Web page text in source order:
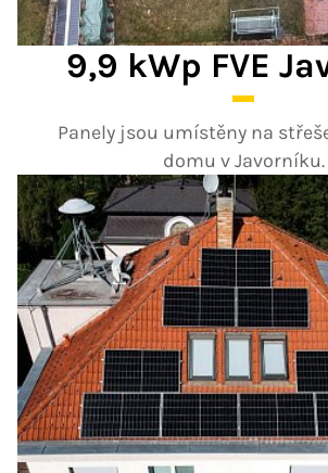
9,9 kWp FVE
Panely jsou umístěny na
domu v Javorníku.